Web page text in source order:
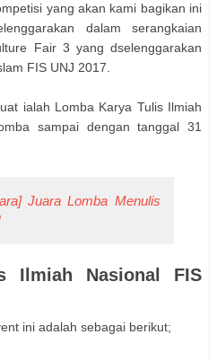
yang akan kami bagikan ini
dalam serangkaian
Fair 3 yang dselenggarakan
FIS UNJ 2017.
ialah Lomba Karya Tulis Ilmiah
sampai dengan tanggal 31
Juara Lomba Menulis
Ilmiah Nasional FIS
ini adalah sebagai berikut;